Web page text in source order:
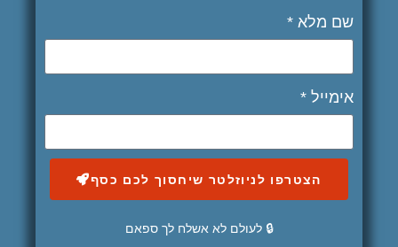
שם מלא *
אימייל *
הצטרפו לניוזלטר שיחסוך לכם כסף
🔒 לעולם לא אשלח לך ספאם